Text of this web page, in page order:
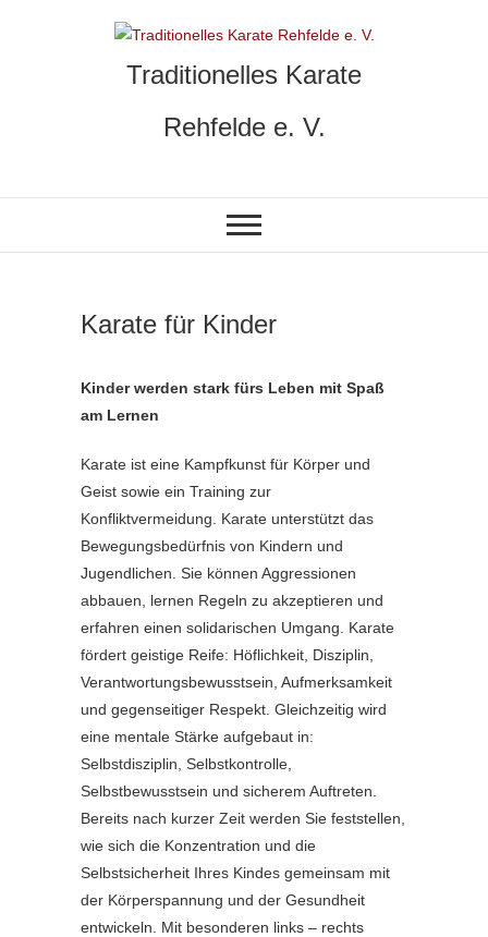
Traditionelles Karate
Rehfelde e. V.
Karate für Kinder
Kinder werden stark fürs Leben mit Spaß
am Lernen
Karate ist eine Kampfkunst für Körper und
Geist sowie ein Training zur
Konfliktvermeidung. Karate unterstützt das
Bewegungsbedürfnis von Kindern und
Jugendlichen. Sie können Aggressionen
abbauen, lernen Regeln zu akzeptieren und
erfahren einen solidarischen Umgang. Karate
fördert geistige Reife: Höflichkeit, Disziplin,
Verantwortungsbewusstsein, Aufmerksamkeit
und gegenseitiger Respekt. Gleichzeitig wird
eine mentale Stärke aufgebaut in:
Selbstdisziplin, Selbstkontrolle,
Selbstbewusstsein und sicherem Auftreten.
Bereits nach kurzer Zeit werden Sie feststellen,
wie sich die Konzentration und die
Selbstsicherheit Ihres Kindes gemeinsam mit
der Körperspannung und der Gesundheit
entwickeln. Mit besonderen links – rechts